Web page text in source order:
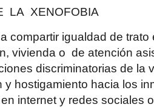
LA XENOFOBIA
compartir igualdad de
vivienda o de atención
discriminatorias de la
y hostigamiento hacia los
internet y redes sociales